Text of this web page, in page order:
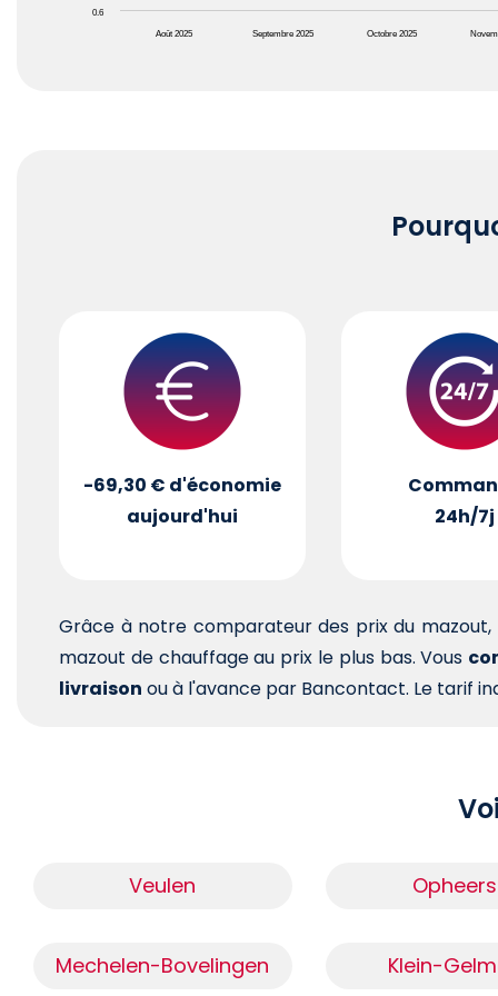
Août 2025 Septembre 2025 Octobre 2025
0.6
-69,30 € d'économie
aujourd'hui
24h/7j
Grâce à notre comparateur des prix du
mazout de chauffage au prix le plus bas. Vous
livraison ou à l'avance par Bancontact. Le tarif
Veulen Opheers
Mechelen-Bovelingen Klein-